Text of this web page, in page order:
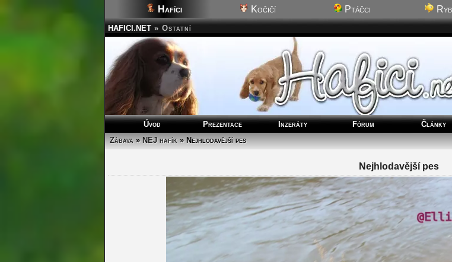
Hafíci Kočičí Ptáčci
HAFICI.NET » Ostatní
Úvod Prezentace Inzeráty Fórum Články
Zábava»NEJ hafík» Nejhlodavější pes
Nejhlodavější pes